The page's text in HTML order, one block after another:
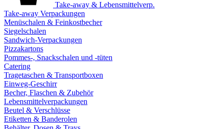
Take-away & Lebensmittelverp.
Take-away Verpackungen
Menüschalen & Feinkostbecher
Siegelschalen
Sandwich-Verpackungen
Pizzakartons
Pommes-, Snackschalen und -tüten
Catering
Tragetaschen & Transportboxen
Einweg-Geschirr
Becher, Flaschen & Zubehör
Lebensmittelverpackungen
Beutel & Verschlüsse
Etiketten & Banderolen